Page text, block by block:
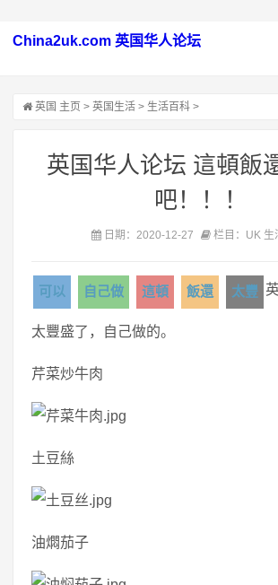
China2uk.com 英国华人论坛
英国 主页 > 英国生活 > 生活百科 >
英国华人论坛 這頓飯
吧！！！
日期：2020-12-27 栏目：UK 生
可以 自己做 這頓 飯還 太豐
太豐盛了，自己做的。
芹菜炒牛肉
土豆絲
油燜茄子